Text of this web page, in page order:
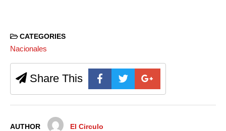
CATEGORIES
Nacionales
Share This
AUTHOR El Circulo